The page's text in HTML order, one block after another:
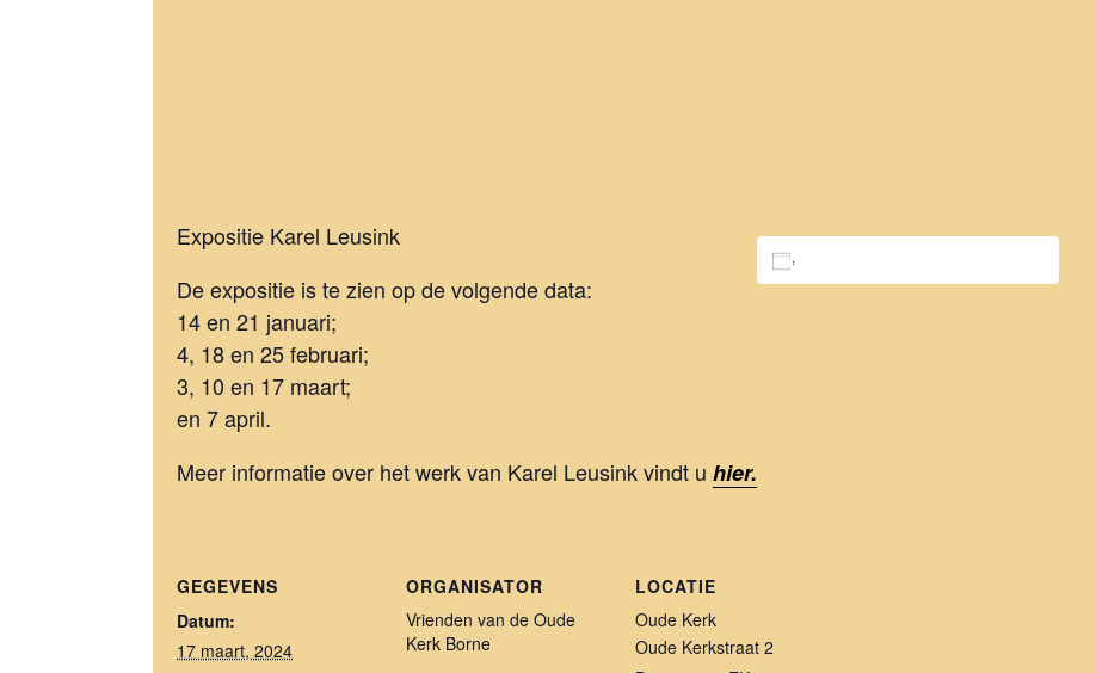
Expositie Karel Leusink
De expositie is te zien op de volgende data:
14 en 21 januari;
4, 18 en 25 februari;
3, 10 en 17 maart;
en 7 april.
Meer informatie over het werk van Karel Leusink vindt u hier.
GEGEVENS
Datum:
17 maart, 2024
ORGANISATOR
Vrienden van de Oude
Kerk Borne
LOCATIE
Oude Kerk
Oude Kerkstraat 2